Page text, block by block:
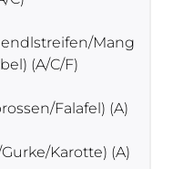
Mang
(A/C/F)
Falafel) (A)
Karotte) (A)